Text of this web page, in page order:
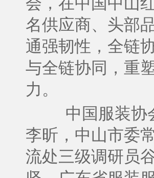
名供应商、头部
通强韧性，全链
与全链协同，重
力。
中国服装协
李昕，中山市委
流处三级调研员